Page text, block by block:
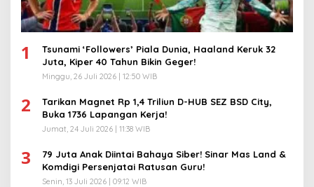
1
Tsunami ‘Followers’ Piala Dunia, Haaland Keruk 32
Juta, Kiper 40 Tahun Bikin Geger!
Minggu, 26 Juli 2026 | 12:50 WIB
2
Tarikan Magnet Rp 1,4 Triliun D-HUB SEZ BSD City,
Buka 1736 Lapangan Kerja!
Jumat, 24 Juli 2026 | 11:38 WIB
3
79 Juta Anak Diintai Bahaya Siber! Sinar Mas Land &
Komdigi Persenjatai Ratusan Guru!
Senin, 13 Juli 2026 | 09:12 WIB